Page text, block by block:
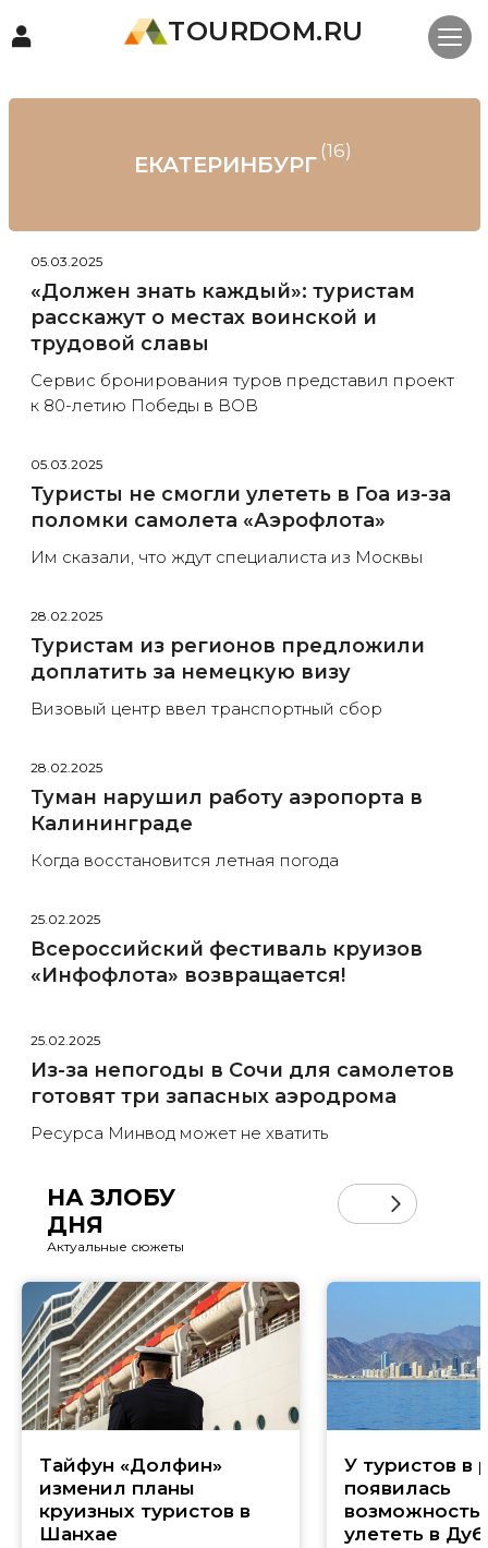
TOURDOM.RU
ЕКАТЕРИНБУРГ
(16)
05.03.2025
«Должен знать каждый»: туристам
расскажут о местах воинской и
трудовой славы
Сервис бронирования туров представил проект
к 80-летию Победы в ВОВ
05.03.2025
Туристы не смогли улететь в Гоа из-за
поломки самолета «Аэрофлота»
Им сказали, что ждут специалиста из Москвы
28.02.2025
Туристам из регионов предложили
доплатить за немецкую визу
Визовый центр ввел транспортный сбор
28.02.2025
Туман нарушил работу аэропорта в
Калининграде
Когда восстановится летная погода
25.02.2025
Всероссийский фестиваль круизов
«Инфофлота» возвращается!
25.02.2025
Из-за непогоды в Сочи для самолетов
готовят три запасных аэродрома
Ресурса Минвод может не хватить
НА ЗЛОБУ
ДНЯ
Актуальные сюжеты
Тайфун «Долфин»
изменил планы
круизных туристов в
Шанхае
У туристов в
появилась
улететь в